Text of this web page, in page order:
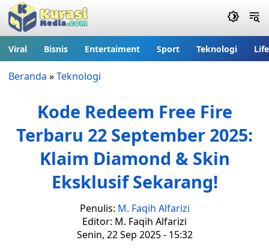
Viral Bisnis Entertaiment Sport Teknologi
Beranda »Teknologi
Kode Redeem Free Fire
Terbaru 22 September 2025:
Klaim Diamond & Skin
Eksklusif Sekarang!
Penulis: M. Faqih Alfarizi
Editor: M. Faqih Alfarizi
Senin, 22 Sep 2025 - 15:32